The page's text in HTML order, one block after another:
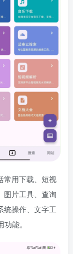
常用下载、短视
图片工具、查询
统操作、文字工
能。